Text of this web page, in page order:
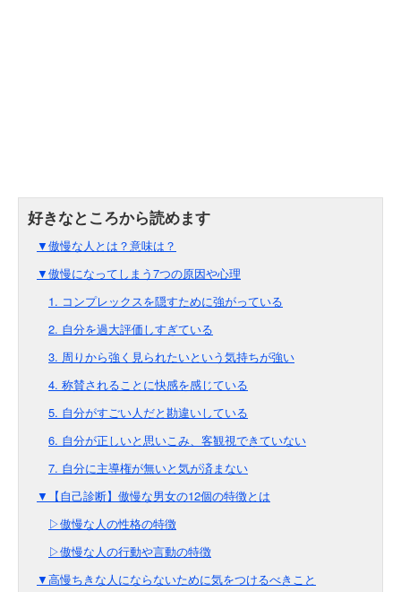
▼傲慢な人とは？意味は？
▼傲慢になってしまう7つの原因や心理
1. コンプレックスを隠すために強がっている
2. 自分を過大評価しすぎている
3. 周りから強く見られたいという気持ちが強い
4. 称賛されることに快感を感じている
5. 自分がすごい人だと勘違いしている
6. 自分が正しいと思いこみ、客観視できていない
7. 自分に主導権が無いと気が済まない
▼【自己診断】傲慢な男女の12個の特徴とは
▷傲慢な人の性格の特徴
▷傲慢な人の行動や言動の特徴
▼高慢ちきな人にならないために気をつけるべきこと